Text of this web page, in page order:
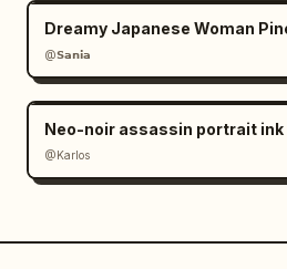
Dreamy Japanese Woman
@𝗦𝗮𝗻𝗶𝗮
Neo-noir assassin portrait ink
@Karlos